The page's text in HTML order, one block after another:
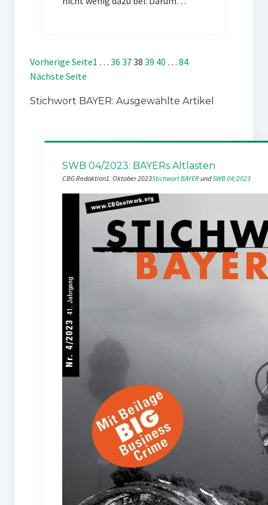
Vorherige Seite1 … 36 3738 39 40 … 84
Nächste Seite
Stichwort BAYER: Ausgewählte Artikel
SWB 04/2023: BAYERs Altlasten
CBG Redaktion1. Oktober 2023Stichwort BAYER und SWB 04/2023